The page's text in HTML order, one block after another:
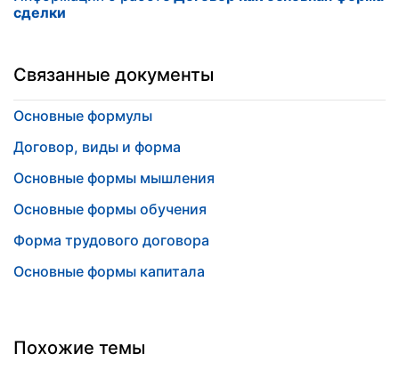
сделки
Связанные документы
Основные формулы
Договор, виды и форма
Основные формы мышления
Основные формы обучения
Форма трудового договора
Основные формы капитала
Похожие темы